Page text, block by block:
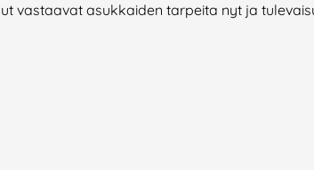
vastaavat asukkaiden tarpeita nyt ja